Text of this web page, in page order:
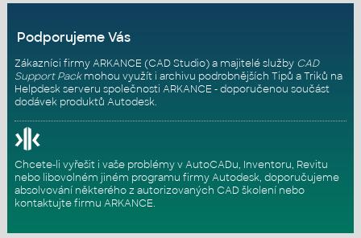
Podporujeme Vás
Zákazníci firmy ARKANCE (CAD Studio) a majitelé služby CAD
Support Packmohou využít i archivu podrobnějších Tipů a Triků na
Helpdesk serveru společnosti ARKANCE - doporučenou součást
dodávek produktů Autodesk.
Chcete-li vyřešit i vaše problémy v AutoCADu, Inventoru, Revitu
nebo libovolném jiném programu firmy Autodesk, doporučujeme
absolvování některého z autorizovaných CAD školenínebo
kontaktujte firmu ARKANCE.